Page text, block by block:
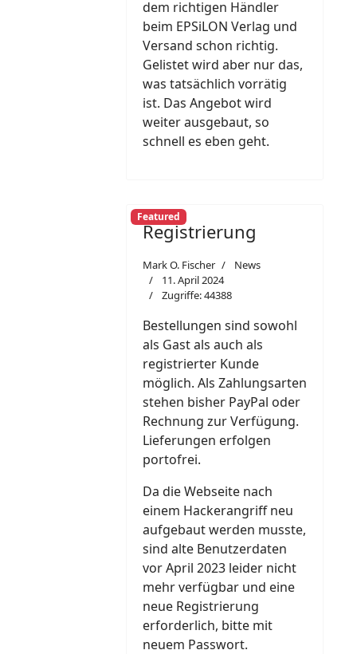
dem richtigen Händler
beim EPSiLON Verlag und
Versand schon richtig.
Gelistet wird aber nur das,
was tatsächlich vorrätig
ist. Das Angebot wird
weiter ausgebaut, so
schnell es eben geht.
Featured
Registrierung
Mark O. Fischer
News
11. April 2024
Zugriffe: 44388
Bestellungen sind sowohl
als Gast als auch als
registrierter Kunde
möglich. Als Zahlungsarten
stehen bisher PayPal oder
Rechnung zur Verfügung.
Lieferungen erfolgen
portofrei.
Da die Webseite nach
einem Hackerangriff neu
aufgebaut werden musste,
sind alte Benutzerdaten
vor April 2023 leider nicht
mehr verfügbar und eine
neue Registrierung
erforderlich, bitte mit
neuem Passwort.